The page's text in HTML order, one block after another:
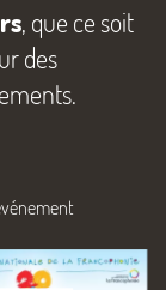
, que ce soit
des